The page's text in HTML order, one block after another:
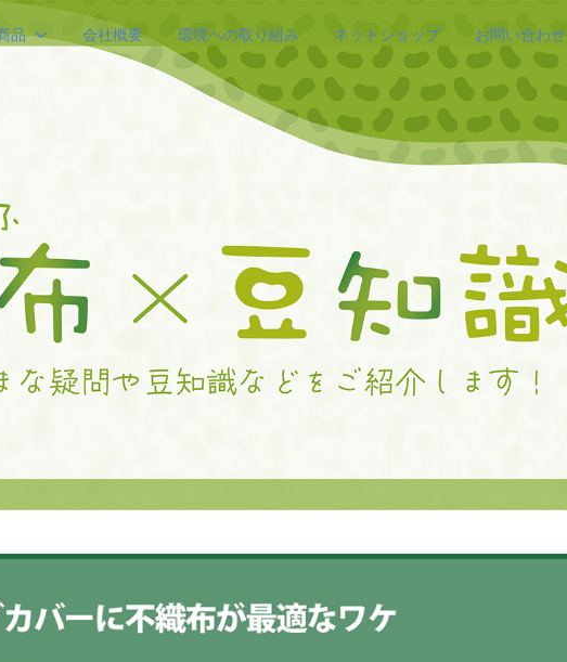
品 会社概要 環境への取り組み ネットショップ お問い合わせ